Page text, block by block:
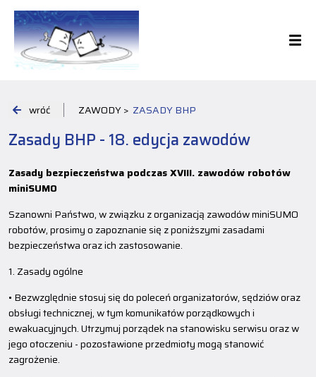
wróć ZAWODY > ZASADY BHP
Zasady BHP - 18. edycja zawodów
Zasady bezpieczeństwa podczas XVIII. zawodów robotów
miniSUMO
Szanowni Państwo, w związku z organizacją zawodów miniSUMO
robotów, prosimy o zapoznanie się z poniższymi zasadami
bezpieczeństwa oraz ich zastosowanie.
1. Zasady ogólne
• Bezwzględnie stosuj się do poleceń organizatorów, sędziów oraz
obsługi technicznej, w tym komunikatów porządkowych i
ewakuacyjnych. Utrzymuj porządek na stanowisku serwisu oraz w
jego otoczeniu - pozostawione przedmioty mogą stanowić
zagrożenie.